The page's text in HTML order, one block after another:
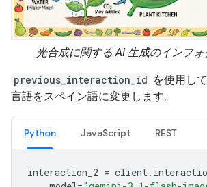
光合成に関する AI 生成のインフ
previous_interaction_id を使用し
言語をスペイン語に変更します。
Python JavaScript REST
interaction_2 = client.